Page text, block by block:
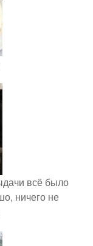
всё было
ничего не